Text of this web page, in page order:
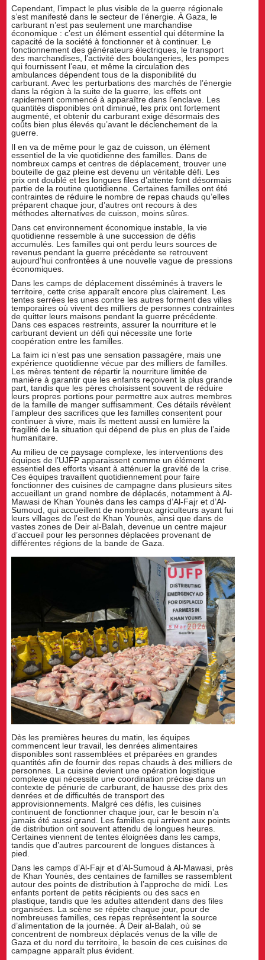
Cependant, l’impact le plus visible de la guerre régionale
s’est manifesté dans le secteur de l’énergie. À Gaza, le
carburant n’est pas seulement une marchandise
économique : c’est un élément essentiel qui détermine la
capacité de la société à fonctionner et à continuer. Le
fonctionnement des générateurs électriques, le transport
des marchandises, l’activité des boulangeries, les pompes
qui fournissent l’eau, et même la circulation des
ambulances dépendent tous de la disponibilité du
carburant. Avec les perturbations des marchés de l’énergie
dans la région à la suite de la guerre, les effets ont
rapidement commencé à apparaître dans l’enclave. Les
quantités disponibles ont diminué, les prix ont fortement
augmenté, et obtenir du carburant exige désormais des
coûts bien plus élevés qu’avant le déclenchement de la
guerre.
Il en va de même pour le gaz de cuisson, un élément
essentiel de la vie quotidienne des familles. Dans de
nombreux camps et centres de déplacement, trouver une
bouteille de gaz pleine est devenu un véritable défi. Les
prix ont doublé et les longues files d’attente font désormais
partie de la routine quotidienne. Certaines familles ont été
contraintes de réduire le nombre de repas chauds qu’elles
préparent chaque jour, d’autres ont recours à des
méthodes alternatives de cuisson, moins sûres.
Dans cet environnement économique instable, la vie
quotidienne ressemble à une succession de défis
accumulés. Les familles qui ont perdu leurs sources de
revenus pendant la guerre précédente se retrouvent
aujourd’hui confrontées à une nouvelle vague de pressions
économiques.
Dans les camps de déplacement disséminés à travers le
territoire, cette crise apparaît encore plus clairement. Les
tentes serrées les unes contre les autres forment des villes
temporaires où vivent des milliers de personnes contraintes
de quitter leurs maisons pendant la guerre précédente.
Dans ces espaces restreints, assurer la nourriture et le
carburant devient un défi qui nécessite une forte
coopération entre les familles.
La faim ici n’est pas une sensation passagère, mais une
expérience quotidienne vécue par des milliers de familles.
Les mères tentent de répartir la nourriture limitée de
manière à garantir que les enfants reçoivent la plus grande
part, tandis que les pères choisissent souvent de réduire
leurs propres portions pour permettre aux autres membres
de la famille de manger suffisamment. Ces détails révèlent
l’ampleur des sacrifices que les familles consentent pour
continuer à vivre, mais ils mettent aussi en lumière la
fragilité de la situation qui dépend de plus en plus de l’aide
humanitaire.
Au milieu de ce paysage complexe, les interventions des
équipes de l’UJFP apparaissent comme un élément
essentiel des efforts visant à atténuer la gravité de la crise.
Ces équipes travaillent quotidiennement pour faire
fonctionner des cuisines de campagne dans plusieurs sites
accueillant un grand nombre de déplacés, notamment à Al-
Mawasi de Khan Younès dans les camps d’Al-Fajr et d’Al-
Sumoud, qui accueillent de nombreux agriculteurs ayant fui
leurs villages de l’est de Khan Younès, ainsi que dans de
vastes zones de Deir al-Balah, devenue un centre majeur
d’accueil pour les personnes déplacées provenant de
différentes régions de la bande de Gaza.
Dès les premières heures du matin, les équipes
commencent leur travail, les denrées alimentaires
disponibles sont rassemblées et préparées en grandes
quantités afin de fournir des repas chauds à des milliers de
personnes. La cuisine devient une opération logistique
complexe qui nécessite une coordination précise dans un
contexte de pénurie de carburant, de hausse des prix des
denrées et de difficultés de transport des
approvisionnements. Malgré ces défis, les cuisines
continuent de fonctionner chaque jour, car le besoin n’a
jamais été aussi grand. Les familles qui arrivent aux points
de distribution ont souvent attendu de longues heures.
Certaines viennent de tentes éloignées dans les camps,
tandis que d’autres parcourent de longues distances à
pied.
Dans les camps d’Al-Fajr et d’Al-Sumoud à Al-Mawasi, près
de Khan Younès, des centaines de familles se rassemblent
autour des points de distribution à l’approche de midi. Les
enfants portent de petits récipients ou des sacs en
plastique, tandis que les adultes attendent dans des files
organisées. La scène se répète chaque jour, pour de
nombreuses familles, ces repas représentent la source
d’alimentation de la journée. À Deir al-Balah, où se
concentrent de nombreux déplacés venus de la ville de
Gaza et du nord du territoire, le besoin de ces cuisines de
campagne apparaît plus évident.